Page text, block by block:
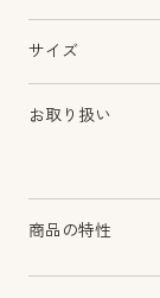
サイズ
お取り扱い
商品の特性